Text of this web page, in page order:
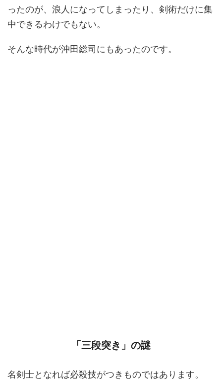
ったのが、浪人になってしまったり、剣術だけに集
中できるわけでもない。
そんな時代が沖田総司にもあったのです。
「三段突き」の謎
名剣士となれば必殺技がつきものではあります。